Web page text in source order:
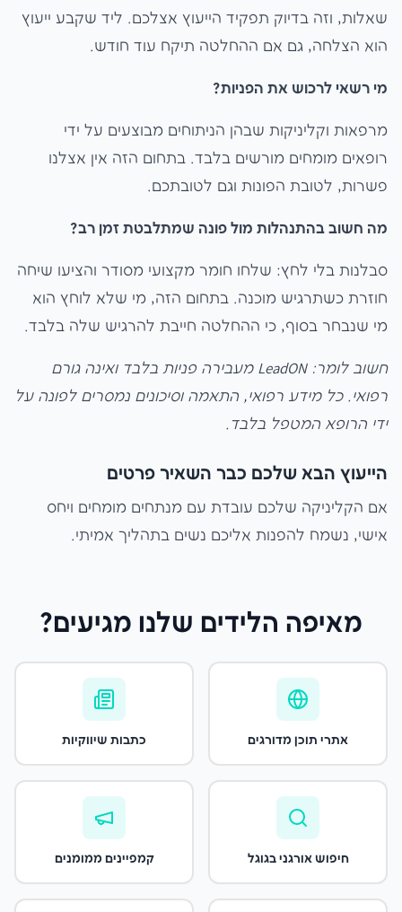
שאלות, וזה בדיוק תפקיד הייעוץ אצלכם. ליד שקבע ייעוץ
הוא הצלחה, גם אם ההחלטה תיקח עוד חודש.
מי רשאי לרכוש את הפניות?
מרפאות וקליניקות שבהן הניתוחים מבוצעים על ידי
רופאים מומחים מורשים בלבד. בתחום הזה אין אצלנו
פשרות, לטובת הפונות וגם לטובתכם.
מה חשוב בהתנהלות מול פונה שמתלבטת זמן רב?
סבלנות בלי לחץ: שלחו חומר מקצועי מסודר והציעו שיחה
חוזרת כשתרגיש מוכנה. בתחום הזה, מי שלא לוחץ הוא
מי שנבחר בסוף, כי ההחלטה חייבת להרגיש שלה בלבד.
חשוב לומר: LeadON מעבירה פניות בלבד ואינה גורם
רפואי. כל מידע רפואי, התאמה וסיכונים נמסרים לפונה על
ידי הרופא המטפל בלבד.
הייעוץ הבא שלכם כבר השאיר פרטים
אם הקליניקה שלכם עובדת עם מנתחים מומחים ויחס
אישי, נשמח להפנות אליכם נשים בתהליך אמיתי.
מאיפה הלידים שלנו מגיעים?
אתרי תוכן מדורגים כתבות שיווקיות
חיפוש אורגני בגוגל קמפיינים ממומנים